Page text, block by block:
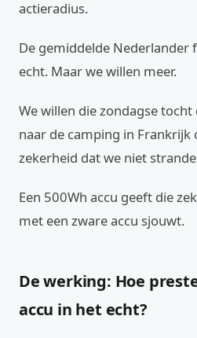
actieradius.
De gemiddelde Nederlander
echt. Maar we willen meer.
We willen die zondagse
naar de camping in Frankrijk
zekerheid dat we niet
Een 500Wh accu geeft die
met een zware accu sjouwt.
De werking: Hoe
accu in het echt?